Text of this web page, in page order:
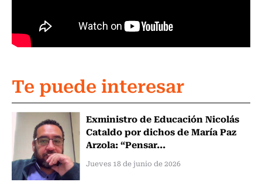
Te puede interesar
Exministro de Educación Nicolás
Cataldo por dichos de María Paz
Arzola: “Pensar...
Jueves 18 de junio de 2026